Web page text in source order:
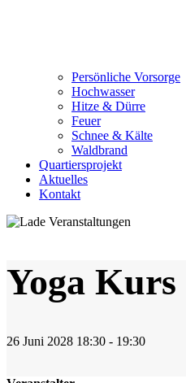
Persönliche Vorsorge
Hochwasser
Hitze & Dürre
Feuer
Schnee & Kälte
Waldbrand
Quartiersprojekt
Aktuelles
Kontakt
Yoga Kurs
26 Juni 2028 18:30 - 19:30